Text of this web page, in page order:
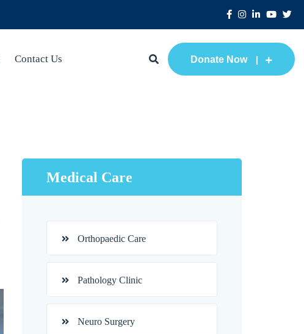
Contact Us Donate Now
Medical Care
Orthopaedic Care
Pathology Clinic
Neuro Surgery